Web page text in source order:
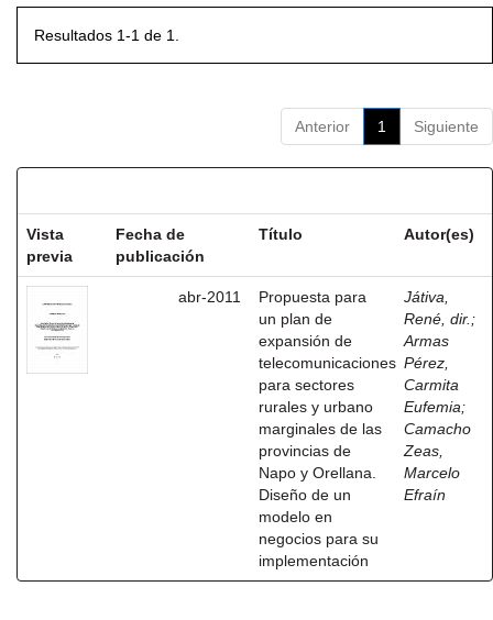
Resultados 1-1 de 1.
Anterior 1 Siguiente
Vista
previa
Fecha de
publicación
Título Autor(es)
abr-2011
Propuesta para
un plan de
expansión de
telecomunicaciones
para sectores
rurales y urbano
marginales de las
provincias de
Napo y Orellana.
Diseño de un
modelo en
negocios para su
implementación
Játiva,
René, dir. ;
Armas
Pérez,
Carmita
Eufemia;
Camacho
Zeas,
Marcelo
Efraín